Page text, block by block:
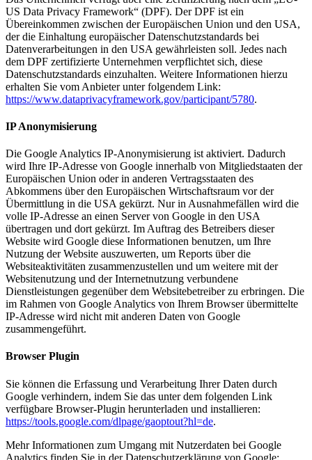
US Data Privacy Framework“ (DPF). Der DPF ist ein
Übereinkommen zwischen der Europäischen Union und den USA,
der die Einhaltung europäischer Datenschutzstandards bei
Datenverarbeitungen in den USA gewährleisten soll. Jedes nach
dem DPF zertifizierte Unternehmen verpflichtet sich, diese
Datenschutzstandards einzuhalten. Weitere Informationen hierzu
erhalten Sie vom Anbieter unter folgendem Link:
https://www.dataprivacyframework.gov/participant/5780.
IP Anonymisierung
Die Google Analytics IP-Anonymisierung ist aktiviert. Dadurch
wird Ihre IP-Adresse von Google innerhalb von Mitgliedstaaten der
Europäischen Union oder in anderen Vertragsstaaten des
Abkommens über den Europäischen Wirtschaftsraum vor der
Übermittlung in die USA gekürzt. Nur in Ausnahmefällen wird die
volle IP-Adresse an einen Server von Google in den USA
übertragen und dort gekürzt. Im Auftrag des Betreibers dieser
Website wird Google diese Informationen benutzen, um Ihre
Nutzung der Website auszuwerten, um Reports über die
Websiteaktivitäten zusammenzustellen und um weitere mit der
Websitenutzung und der Internetnutzung verbundene
Dienstleistungen gegenüber dem Websitebetreiber zu erbringen. Die
im Rahmen von Google Analytics von Ihrem Browser übermittelte
IP-Adresse wird nicht mit anderen Daten von Google
zusammengeführt.
Browser Plugin
Sie können die Erfassung und Verarbeitung Ihrer Daten durch
Google verhindern, indem Sie das unter dem folgenden Link
verfügbare Browser-Plugin herunterladen und installieren:
https://tools.google.com/dlpage/gaoptout?hl=de.
Mehr Informationen zum Umgang mit Nutzerdaten bei Google
Analytics finden Sie in der Datenschutzerklärung von Google: